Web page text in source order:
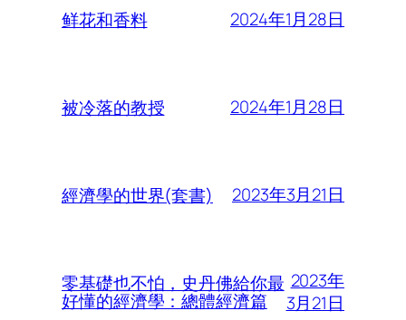
鲜花和香料 2024年1月28日
被冷落的教授 2024年1月28日
經濟學的世界(套書) 2023年3月21日
零基礎也不怕，史丹佛給你最
好懂的經濟學：總體經濟篇
2023年
3月21日